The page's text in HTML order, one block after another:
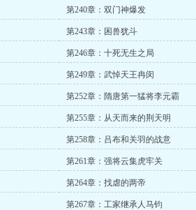
第240章：双门神爆发
第243章：困兽犹斗
第246章：十死无生之局
第249章：武悼天王冉闵
第252章：隋唐第一猛将李元霸
第255章：从天而来的荆天明
第258章：吕布和关羽的战意
第261章：强将云集虎牢关
第264章：找虐的两帝
第267章：工家继承人马钧